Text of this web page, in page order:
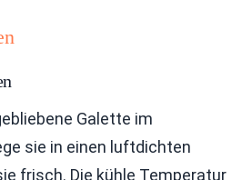
Galette im
sie in einen luftdichten
frisch. Die kühle Temperatur